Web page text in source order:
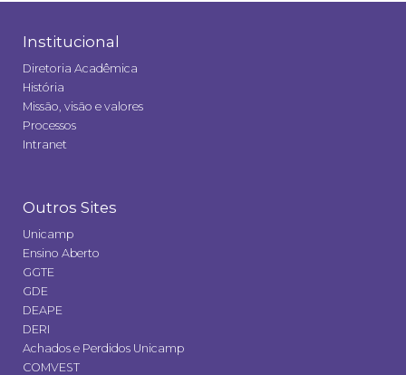
Institucional
Diretoria Acadêmica
História
Missão, visão e valores
Processos
Intranet
Outros Sites
Unicamp
Ensino Aberto
GGTE
GDE
DEAPE
DERI
Achados e Perdidos Unicamp
COMVEST